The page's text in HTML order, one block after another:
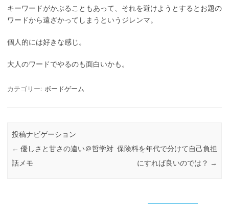
キーワードがかぶることもあって、それを避けようとするとお題の
ワードから遠ざかってしまうというジレンマ。
個人的には好きな感じ。
大人のワードでやるのも面白いかも。
カテゴリー: ボードゲーム
投稿ナビゲーション
← 優しさと甘さの違い＠哲学対
話メモ
保険料を年代で分けて自己負担
にすれば良いのでは？ →